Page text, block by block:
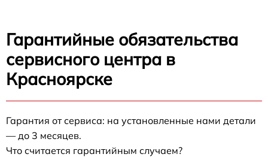
Гарантийные обязательства
сервисного центра в
Красноярске
Гарантия от сервиса: на установленные нами детали
— до 3 месяцев.
Что считается гарантийным случаем?